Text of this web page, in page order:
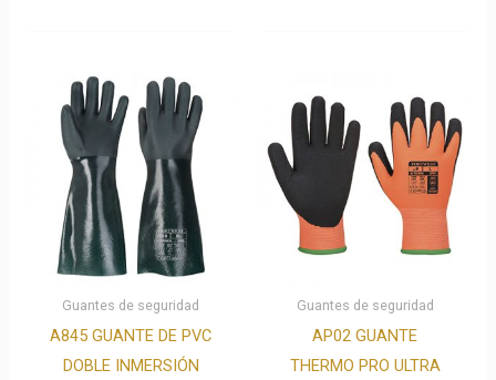
Guantes de seguridad
A845 GUANTE DE PVC
DOBLE INMERSIÓN
Guantes de seguridad
AP02 GUANTE
THERMO PRO ULTRA